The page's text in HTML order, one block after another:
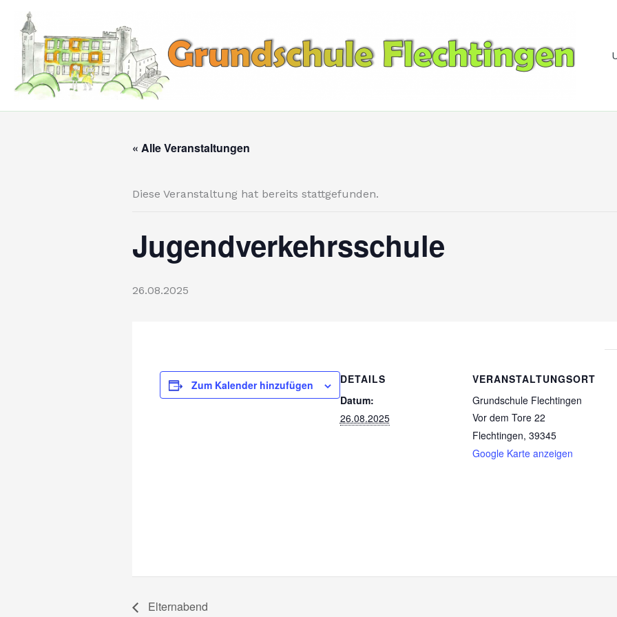
Inhalt
springen
« Alle Veranstaltungen
Diese Veranstaltung hat bereits stattgefunden.
Jugendverkehrsschule
26.08.2025
Zum Kalender hinzufügen
DETAILS
Datum:
26.08.2025
VERANSTALTUNGSORT
Grundschule Flechtingen
Vor dem Tore 22
Flechtingen, 39345
Google Karte anzeigen
Elternabend